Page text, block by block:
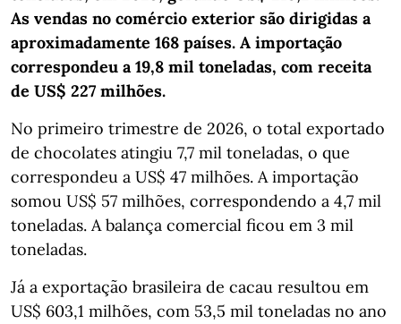
As vendas no comércio exterior são dirigidas a
aproximadamente 168 países. A importação
correspondeu a 19,8 mil toneladas, com receita
de US$ 227 milhões.
No primeiro trimestre de 2026, o total exportado
de chocolates atingiu 7,7 mil toneladas, o que
correspondeu a US$ 47 milhões. A importação
somou US$ 57 milhões, correspondendo a 4,7 mil
toneladas. A balança comercial ficou em 3 mil
toneladas.
Já a exportação brasileira de cacau resultou em
US$ 603,1 milhões, com 53,5 mil toneladas no ano